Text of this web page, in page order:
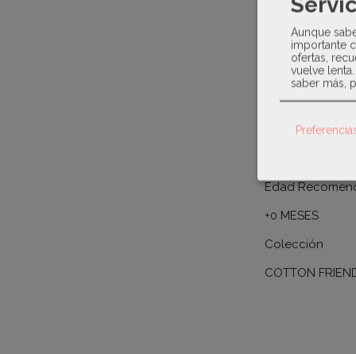
- No usar
Ficha técnica
Color
GRIS
Composición
Edad
+0 MESES
Colección
COTTON
Aunque
importante
ofertas,
vuelve
saber más,